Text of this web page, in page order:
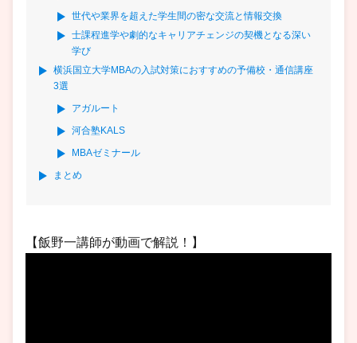
世代や業界を超えた学生間の密な交流と情報交換
士課程進学や劇的なキャリアチェンジの契機となる深い
学び
横浜国立大学MBAの入試対策におすすめの予備校・通信講座
3選
アガルート
河合塾KALS
MBAゼミナール
まとめ
【飯野一講師が動画で解説！】